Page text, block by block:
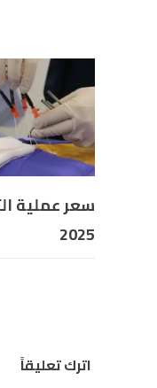
سعر عملية
2025
اترك تعليقاً